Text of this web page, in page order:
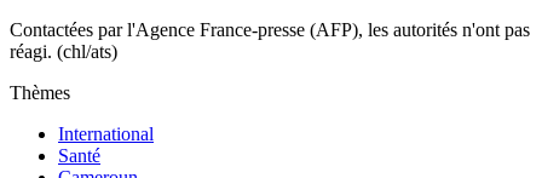
Contactées par l'Agence France-presse (AFP), les autorités n'ont pas
réagi. (chl/ats)
Thèmes
International
Santé